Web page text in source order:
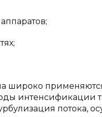
широко
интенсификации
потока,